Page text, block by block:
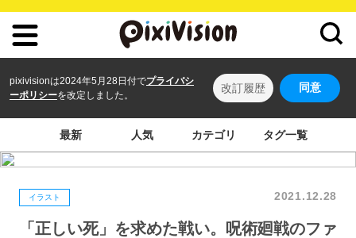
pixivisionは2024年5月28日付でプライバシ
ーポリシーを改定しました。
改訂履歴 同意
最新 人気 カテゴリ タグ一覧
イラスト 2021.12.28
「正しい死」を求めた戦い。呪術廻戦のファ